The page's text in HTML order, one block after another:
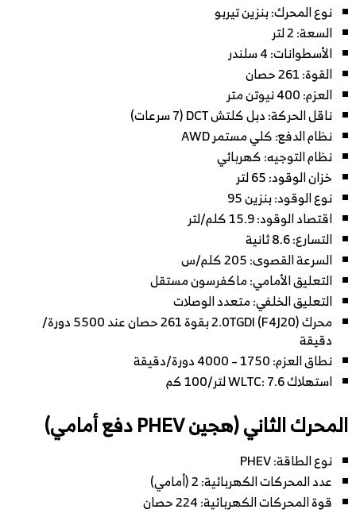
نوع المحرك: بنزين تيربو
السعة: 2 لتر
الأسطوانات: 4 سلندر
القوة: 261 حصان
العزم: 400 نيوتن متر
ناقل الحركة: دبل كلتش DCT (7 سرعات)
نظام الدفع: كلي مستمر AWD
نظام التوجيه: كهربائي
خزان الوقود: 65 لتر
نوع الوقود: بنزين 95
اقتصاد الوقود: 15.9 كلم/لتر
التسارع: 8.6 ثانية
السرعة القصوى: 205 كلم/س
التعليق الأمامي: ماكفرسون مستقل
التعليق الخلفي: متعدد الوصلات
محرك 2.0TGDI (F4J20) بقوة 261 حصان عند 5500 دورة/
دقيقة
نطاق العزم: 1750 – 4000 دورة/دقيقة
استهلاك WLTC: 7.6 لتر/100 كم
المحرك الثاني (هجين PHEV دفع أمامي)
نوع الطاقة: PHEV
عدد المحركات الكهربائية: 2 (أمامي)
قوة المحركات الكهربائية: 224 حصان